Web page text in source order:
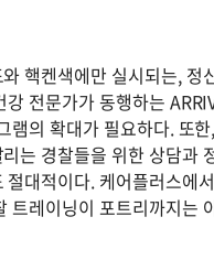
핵켄색에만 실시되는, 정
전문가가 동행하는
램의 확대가 필요하다. 또
는 경찰들을 위한 상담과
절대적이다. 케어플러스에
트레이닝이 포트리까지는